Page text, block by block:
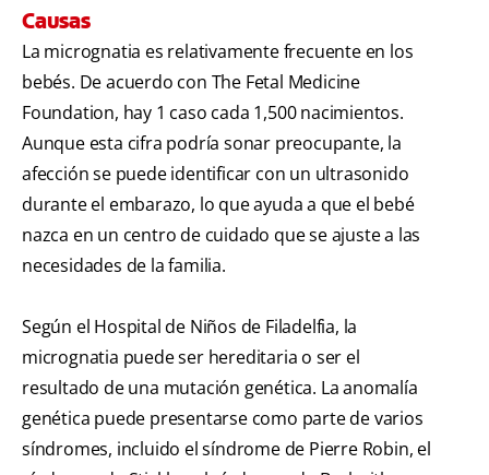
Causas
La micrognatia es relativamente frecuente en los
bebés. De acuerdo con The Fetal Medicine
Foundation, hay 1 caso cada 1,500 nacimientos.
Aunque esta cifra podría sonar preocupante, la
afección se puede identificar con un ultrasonido
durante el embarazo, lo que ayuda a que el bebé
nazca en un centro de cuidado que se ajuste a las
necesidades de la familia.
Según el Hospital de Niños de Filadelfia, la
micrognatia puede ser hereditaria o ser el
resultado de una mutación genética. La anomalía
genética puede presentarse como parte de varios
síndromes, incluido el síndrome de Pierre Robin, el